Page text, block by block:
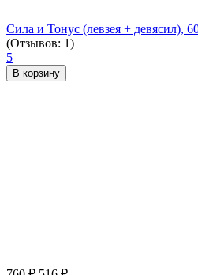
Сила и Тонус (левзея + девясил),
(Отзывов: 1)
5
В корзину